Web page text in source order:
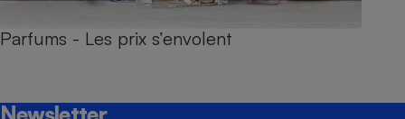
Parfums - Les prix s’envolent